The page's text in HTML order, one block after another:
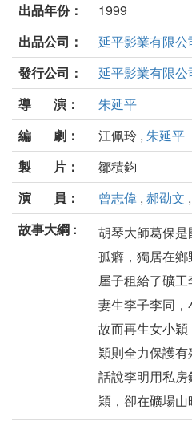
出品年份：
1999
出品公司：
延平影業有限公
發行公司：
延平影業有限公
導 演：
朱延平
編 劇：
江佩玲 , 朱延平
製 片：
鄒積鈞
演 員：
曾志偉 , 郝劭文
故事大綱 :
胡琴大師葛保
孤癖，獨居在
屋子租給了礦
妻生李子李同，
故而再生女小
穎則全力保護有
話說李明用私
穎，卻在礦場